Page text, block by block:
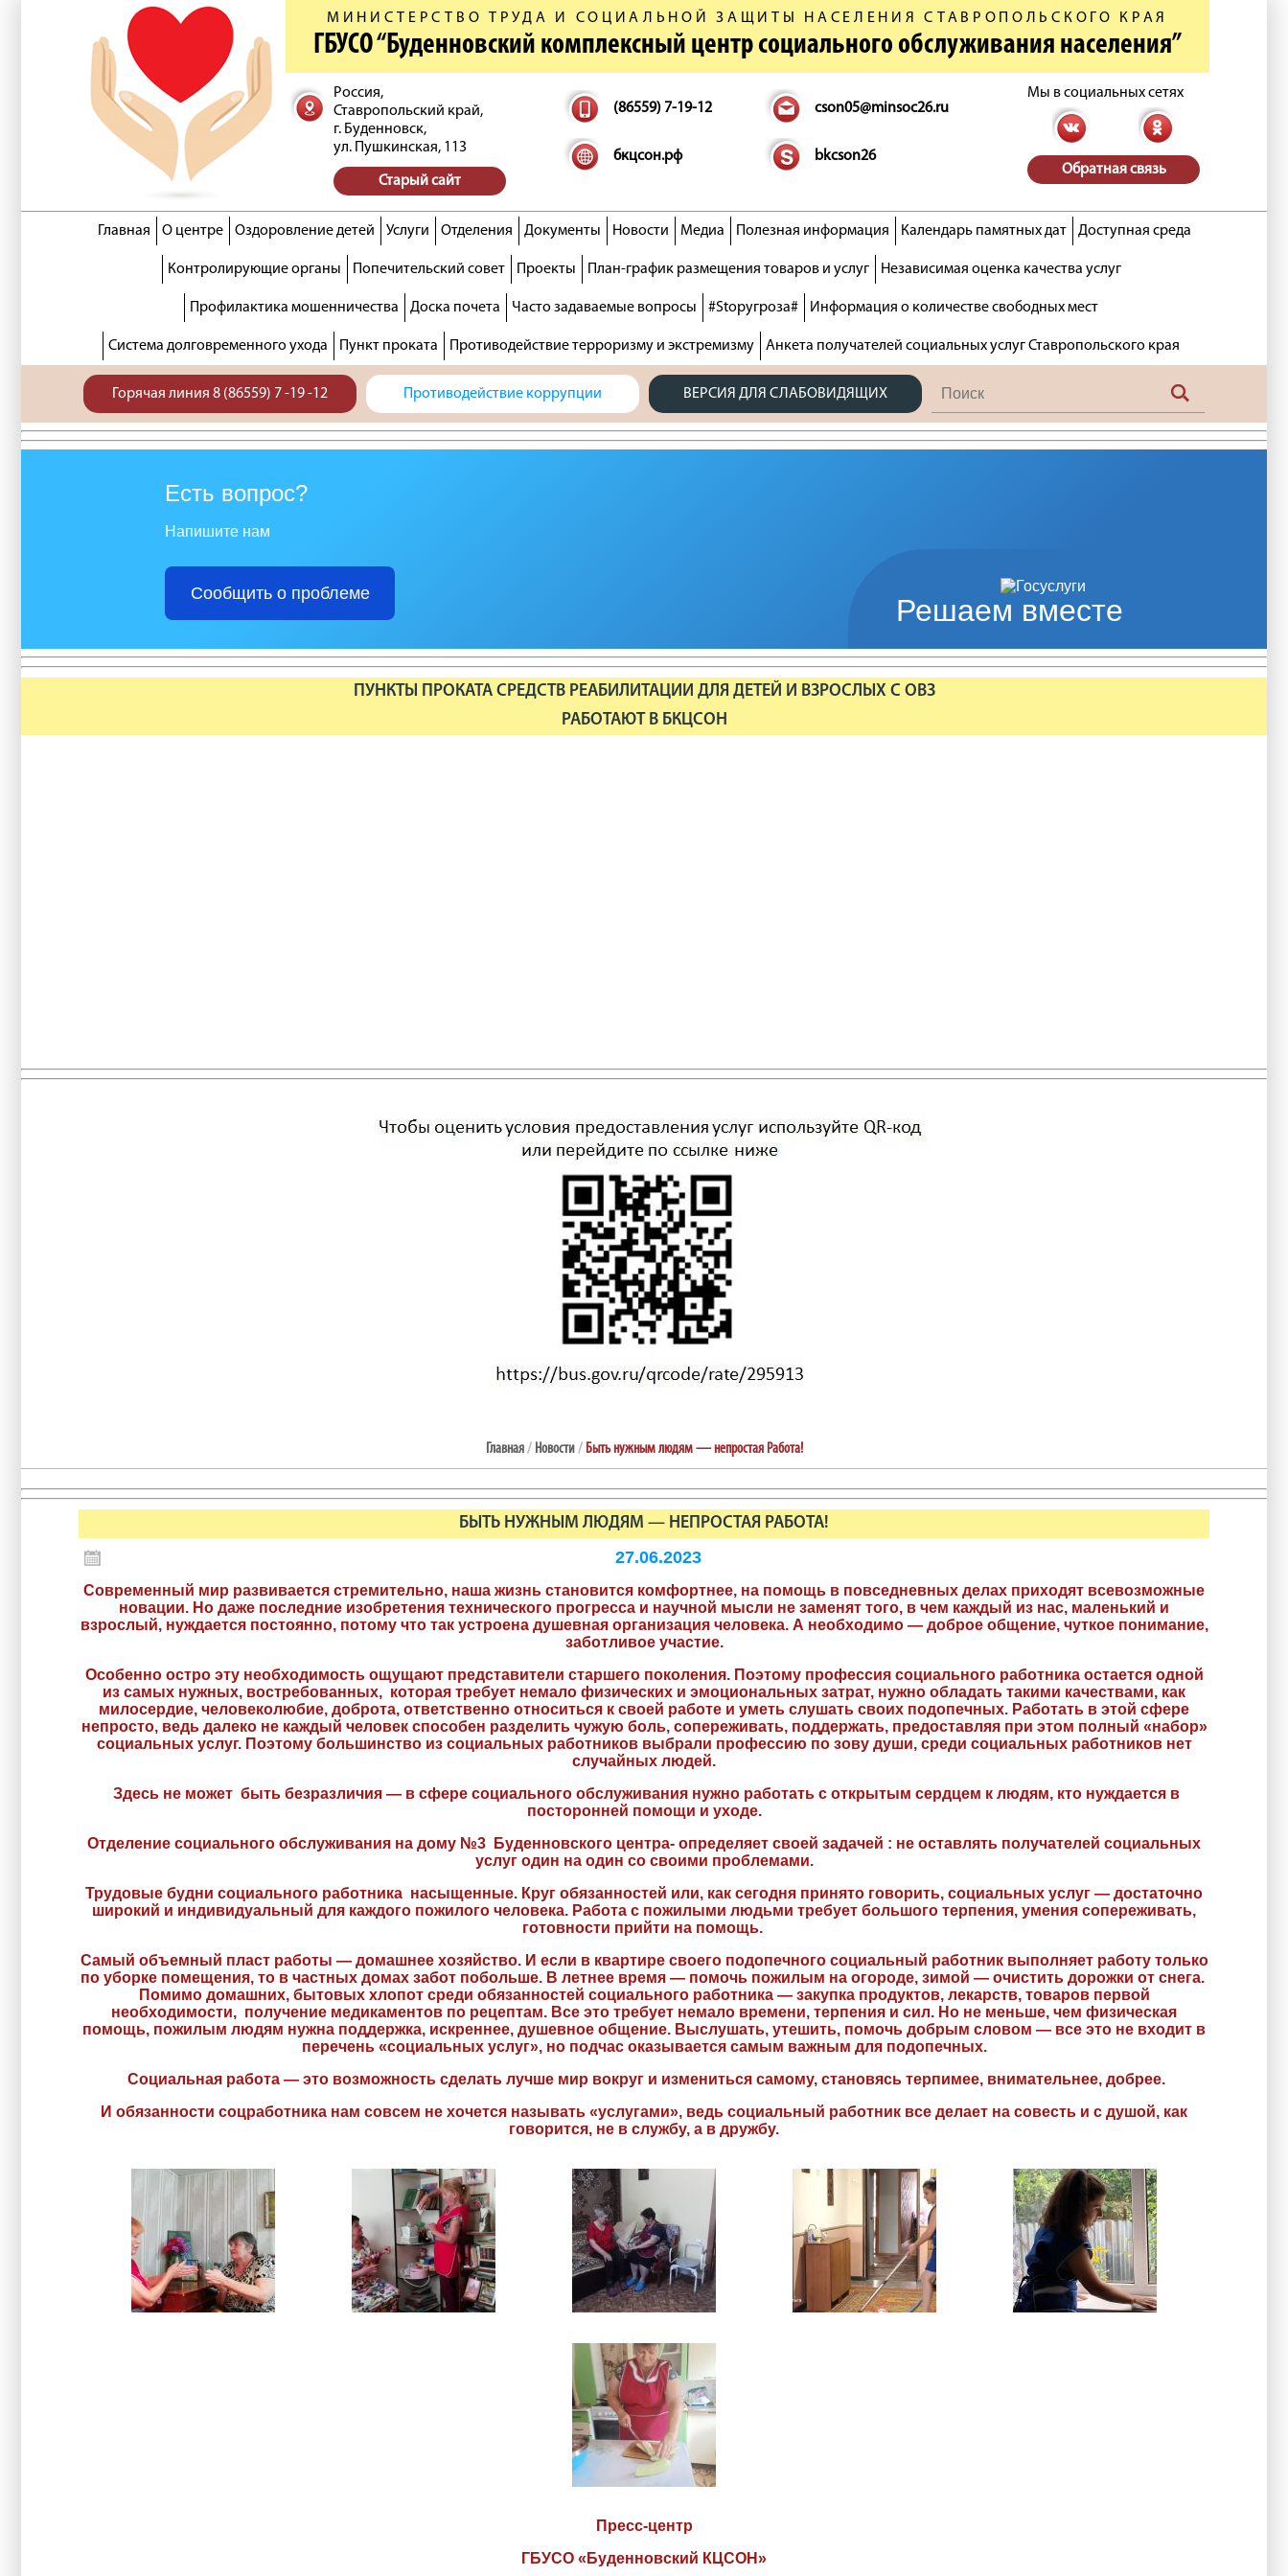
МИНИСТЕРСТВО ТРУДА И СОЦИАЛЬНОЙ ЗАЩИТЫ НАСЕЛЕНИЯ СТАВРОПОЛЬСКОГО КРАЯ
ГБУСО “Буденновский комплексный центр социального обслуживания населения”
Россия,
Ставропольский край,
г. Буденновск,
ул. Пушкинская, 113
Старый сайт
(86559) 7-19-12 cson05@minsoc26.ru
бкцсон.рф bkcson26
Мы в социальных сетях
Обратная связь
Главная О центре Оздоровление детей Услуги Отделения Документы Новости Медиа Полезная информация Календарь памятных дат Доступная среда
Контролирующие органы Попечительский совет Проекты План-график размещения товаров и услуг Независимая оценка качества услуг
Профилактика мошенничества Доска почета Часто задаваемые вопросы #Stopугроза# Информация о количестве свободных мест
Система долговременного ухода Пункт проката Противодействие терроризму и экстремизму Анкета получателей социальных услуг Ставропольского края
Горячая линия 8 (86559) 7 -19 -12 Противодействие коррупции ВЕРСИЯ ДЛЯ СЛАБОВИДЯЩИХ
Решаем вместе
Есть вопрос?
Напишите нам
Сообщить о проблеме
ПУНКТЫ ПРОКАТА СРЕДСТВ РЕАБИЛИТАЦИИ ДЛЯ ДЕТЕЙ И ВЗРОСЛЫХ С ОВЗ
РАБОТАЮТ В БКЦСОН
Главная / Новости / Быть нужным людям — непростая Работа!
БЫТЬ НУЖНЫМ ЛЮДЯМ — НЕПРОСТАЯ РАБОТА!
27.06.2023
Современный мир развивается стремительно, наша жизнь становится комфортнее, на помощь в повседневных делах приходят всевозможные
новации. Но даже последние изобретения технического прогресса и научной мысли не заменят того, в чем каждый из нас, маленький и
взрослый, нуждается постоянно, потому что так устроена душевная организация человека. А необходимо — доброе общение, чуткое понимание,
заботливое участие.
Особенно остро эту необходимость ощущают представители старшего поколения. Поэтому профессия социального работника остается одной
из самых нужных, востребованных, которая требует немало физических и эмоциональных затрат, нужно обладать такими качествами, как
милосердие, человеколюбие, доброта, ответственно относиться к своей работе и уметь слушать своих подопечных. Работать в этой сфере
непросто, ведь далеко не каждый человек способен разделить чужую боль, сопереживать, поддержать, предоставляя при этом полный «набор»
социальных услуг. Поэтому большинство из социальных работников выбрали профессию по зову души, среди социальных работников нет
случайных людей.
Здесь не может быть безразличия — в сфере социального обслуживания нужно работать с открытым сердцем к людям, кто нуждается в
посторонней помощи и уходе.
Отделение социального обслуживания на дому №3 Буденновского центра- определяет своей задачей : не оставлять получателей социальных
услуг один на один со своими проблемами.
Трудовые будни социального работника насыщенные. Круг обязанностей или, как сегодня принято говорить, социальных услуг — достаточно
широкий и индивидуальный для каждого пожилого человека. Работа с пожилыми людьми требует большого терпения, умения сопереживать,
готовности прийти на помощь.
Самый объемный пласт работы — домашнее хозяйство. И если в квартире своего подопечного социальный работник выполняет работу только
по уборке помещения, то в частных домах забот побольше. В летнее время — помочь пожилым на огороде, зимой — очистить дорожки от снега.
Помимо домашних, бытовых хлопот среди обязанностей социального работника — закупка продуктов, лекарств, товаров первой
необходимости, получение медикаментов по рецептам. Все это требует немало времени, терпения и сил. Но не меньше, чем физическая
помощь, пожилым людям нужна поддержка, искреннее, душевное общение. Выслушать, утешить, помочь добрым словом — все это не входит в
перечень «социальных услуг», но подчас оказывается самым важным для подопечных.
Социальная работа — это возможность сделать лучше мир вокруг и измениться самому, становясь терпимее, внимательнее, добрее.
И обязанности соцработника нам совсем не хочется называть «услугами», ведь социальный работник все делает на совесть и с душой, как
говорится, не в службу, а в дружбу.
Пресс-центр
ГБУСО «Буденновский КЦСОН»